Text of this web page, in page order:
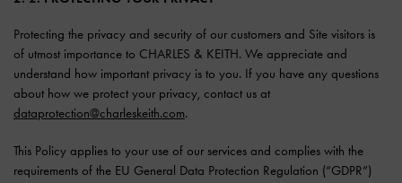
Protecting the privacy and security of our customers and Site visitors is
of utmost importance to CHARLES & KEITH. We appreciate and
understand how important privacy is to you. If you have any questions
about how we protect your privacy, contact us at
dataprotection@charleskeith.com.
This Policy applies to your use of our services and complies with the
requirements of the EU General Data Protection Regulation (“GDPR”)